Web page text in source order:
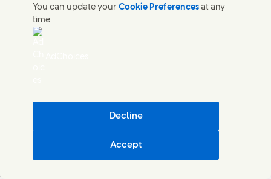
Spazzolino Mentadent P X2
Spazzolino Mentadent
Protezione Famiglia X2
Verifica le disposizioni del tuo
You can update yourCookie Preferences at any
time.
Decline
Accept